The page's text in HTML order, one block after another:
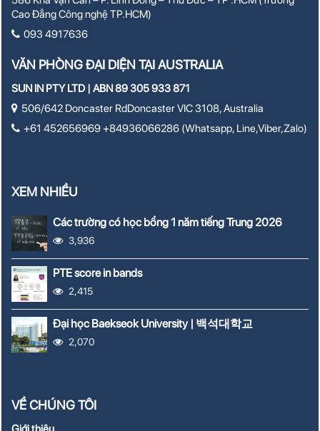
Cao Đẳng Công nghệ TP.HCM)
093 4917636
VĂN PHÒNG ĐẠI DIỆN TẠI AUSTRALIA
SUN IN PTY LTD | ABN 89 305 933 871
506/642 Doncaster RdDoncaster VIC 3108, Australia
+61 452656969 +84936066286 (Whatsapp, Line,Viber,Zalo)
XEM NHIỀU
Các trường có học bổng 1 năm tiếng Trung 2026
3,936
PTE score in bands
2,415
Đại học Baekseok University | 백석대학교
2,070
VỀ CHÚNG TÔI